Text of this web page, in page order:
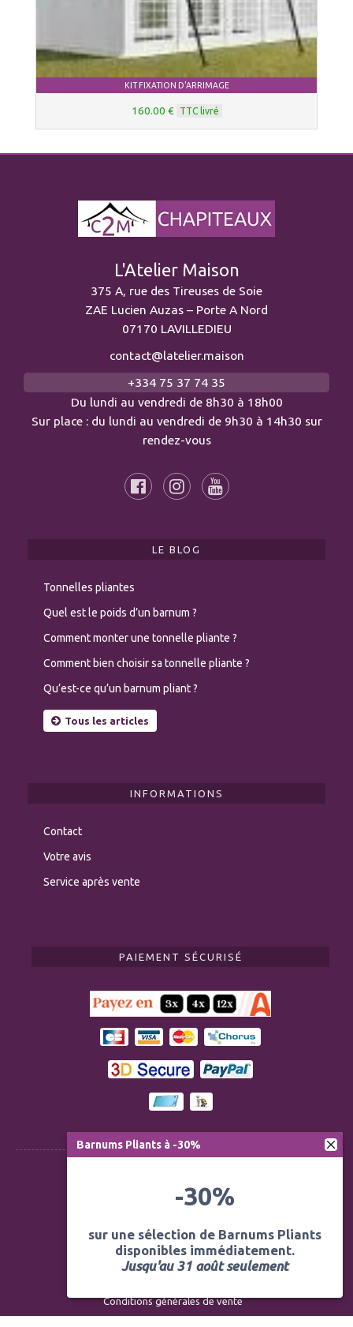
KIT FIXATION D'ARRIMAGE
160.00 € TTC livré
L'Atelier Maison
375 A, rue des Tireuses de Soie
ZAE Lucien Auzas – Porte A Nord
07170 LAVILLEDIEU
contact@latelier.maison
+334 75 37 74 35
Du lundi au vendredi de 8h30 à 18h00
Sur place : du lundi au vendredi de 9h30 à 14h30 sur
rendez-vous
LE BLOG
Tonnelles pliantes
Quel est le poids d’un barnum ?
Comment monter une tonnelle pliante ?
Comment bien choisir sa tonnelle pliante ?
Qu’est-ce qu’un barnum pliant ?
Tous les articles
INFORMATIONS
Contact
Votre avis
Service après vente
PAIEMENT SÉCURISÉ
Règlementation ERP CTS
Mentions légales
Politique de confidentialité
Conditions générales de vente
Barnums Pliants à -30%
-30%
sur une sélection de Barnums Pliants
disponibles immédiatement.
Jusqu'au 31 août seulement